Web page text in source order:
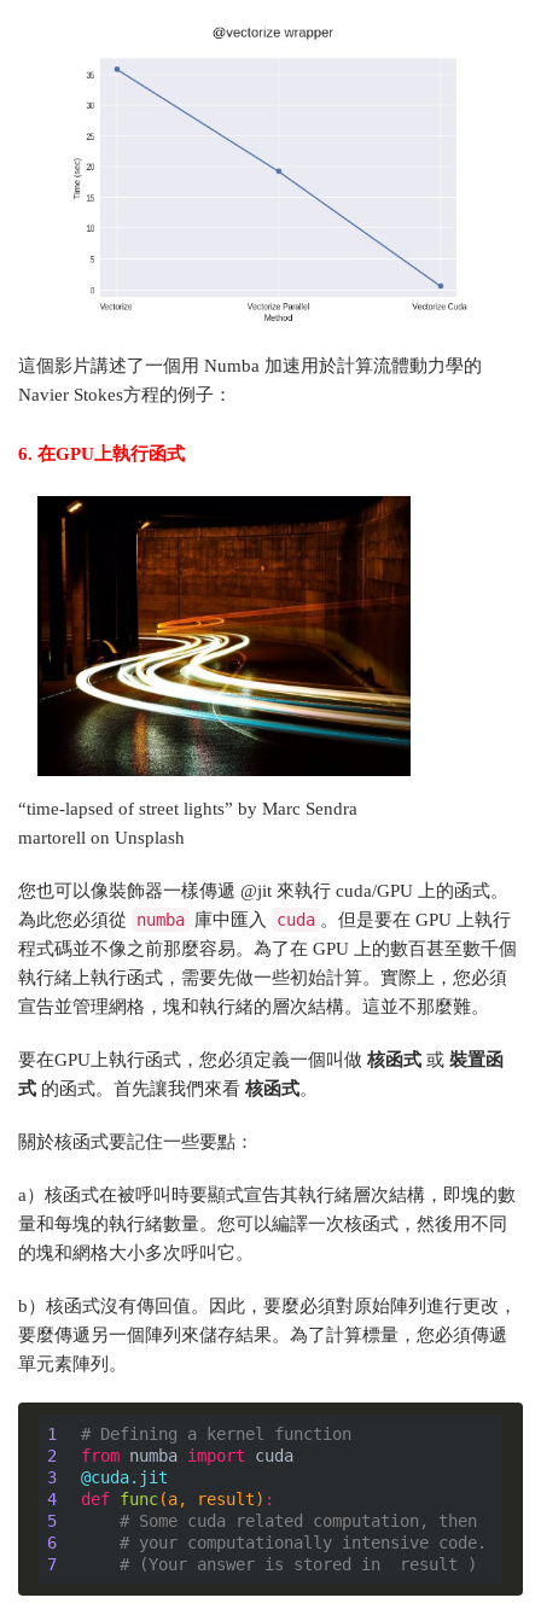
這個影片講述了一個用 Numba 加速用於計算流體動力學的
Navier Stokes方程的例子：
6. 在GPU上執行函式
“time-lapsed of street lights” by Marc Sendra
martorell on Unsplash
您也可以像裝飾器一樣傳遞 @jit 來執行 cuda/GPU 上的函式。
為此您必須從
numba 庫中匯入 cuda 。但是要在 GPU 上執行
程式碼並不像之前那麼容易。為了在 GPU 上的數百甚至數千個
執行緒上執行函式，需要先做一些初始計算。實際上，您必須
宣告並管理網格，塊和執行緒的層次結構。這並不那麼難。
要在GPU上執行函式，您必須定義一個叫做 核函式 或 裝置函
式 的函式。首先讓我們來看 核函式。
關於核函式要記住一些要點：
a）核函式在被呼叫時要顯式宣告其執行緒層次結構，即塊的數
量和每塊的執行緒數量。您可以編譯一次核函式，然後用不同
的塊和網格大小多次呼叫它。
b）核函式沒有傳回值。因此，要麼必須對原始陣列進行更改，
要麼傳遞另一個陣列來儲存結果。為了計算標量，您必須傳遞
單元素陣列。
1
# Defining a kernel function
2
from numba import
3
@cuda.jit
4
def func(a, result) :
5
# Some cuda related computation, then
6
# your computationally intensive code.
7
# (Your answer is stored in  result )